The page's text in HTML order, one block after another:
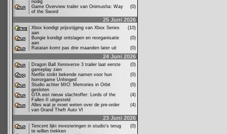
nodig
Game Overview trailer van Onimusha: Way
of the Sword
(0)
25 Juni 2026
Xbox kondigt prijsstijging van Xbox Series
aan
(10)
Bungie kondigt ontslagen en reorganisatie
aan
(0)
Ratatan komt pas drie maanden later uit
(0)
24 Juni 2026
Dragon Ball Xenoverse 3 trailer laat eerste
gameplay zien
(0)
Netflix strikt bekende namen voor hun
horrorgame Unhinged
(0)
Studio achter MIO: Memories in Orbit
gesloten
(0)
GTA eist nieuw slachtoffer: Lords of the
Fallen II uitgesteld
(4)
Alles wat je moet weten over de pre-order
van Grand Theft Auto VI
(4)
23 Juni 2026
Tencent lijkt investeringen in studio's terug
te willen trekken
(0)